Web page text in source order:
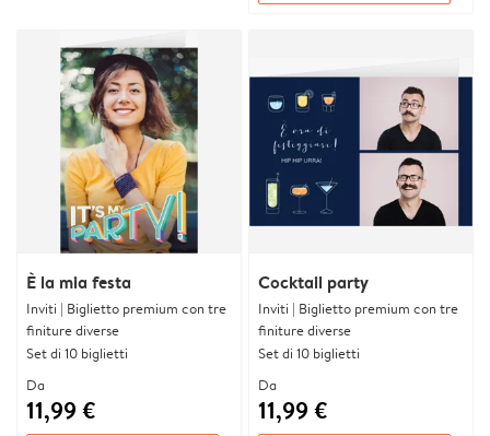
È la mia festa
Inviti | Biglietto premium con tre
finiture diverse
Set di 10 biglietti
Da
11,99 €
Cocktail party
Inviti | Biglietto premium con tre
finiture diverse
Set di 10 biglietti
Da
11,99 €